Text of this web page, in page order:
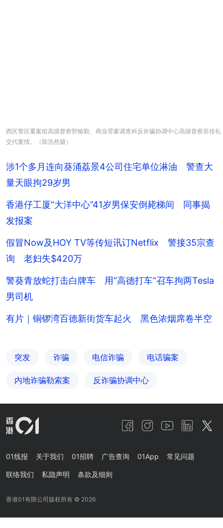
西区警区重案组高级督察郭愉勤、商业罪案调查科反诈骗协调中心高级督察苏传礼
交代案情。（陈浩然摄）
涉1个多月连向葵涌荔景4公司住宅单位淋油 警查大
量天眼拘29岁男
香港仔工厦“大洋中心”41岁男保安倒毙梯间 同事揭
发报案
假冒Now及HOY TV等传短讯订Netflix 警接35宗查
询 老妇失$420万
警葵青放蛇打击白牌车 用“高德打车”召车拘两Tesla
男司机
有片｜铜锣湾百德新街货车起火 黑色浓烟席卷半空
突发 诈骗 电信诈骗 电话骗案
内地诈骗勒索案 反诈骗协调中心
01线报 关于我们 01招聘 广告查询 01App 常见问题
联络我们 私隐声明 条款及细则
香港01有限公司版权所有 © 2026